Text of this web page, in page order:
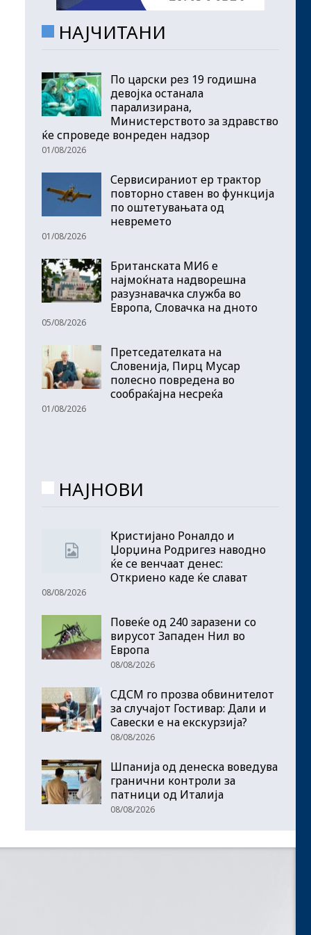
НАЈЧИТАНИ
По царски рез 19 годишна
девојка останала
парализирана,
Министерството за здравство
ќе спроведе вонреден надзор
01/08/2026
Сервисираниот ер трактор
повторно ставен во функција
по оштетувањата од
невремето
01/08/2026
Британската МИ6 е
најмоќната надворешна
разузнавачка служба во
Европа, Словачка на дното
05/08/2026
Претседателката на
Словенија, Пирц Мусар
полесно повредена во
сообраќајна несреќа
01/08/2026
НАЈНОВИ
Кристијано Роналдо и
Џорџина Родригез наводно
ќе се венчаат денес:
Откриено каде ќе слават
08/08/2026
Повеќе од 240 заразени со
вирусот Западен Нил во
Европа
08/08/2026
СДСМ го прозва обвинителот
за случајот Гостивар: Дали и
Савески е на екскурзија?
08/08/2026
Шпанија од денеска воведува
гранични контроли за
патници од Италија
08/08/2026